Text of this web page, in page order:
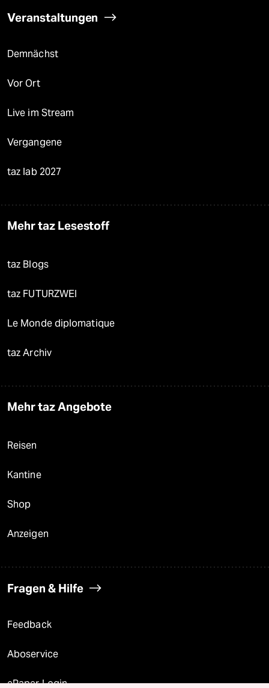
Veranstaltungen
Demnächst
Vor Ort
Live im Stream
Vergangene
taz lab 2027
Mehr taz Lesestoff
taz Blogs
taz FUTURZWEI
Le Monde diplomatique
taz Archiv
Mehr taz Angebote
Reisen
Kantine
Shop
Anzeigen
Fragen & Hilfe
Feedback
Aboservice
ePaper Login